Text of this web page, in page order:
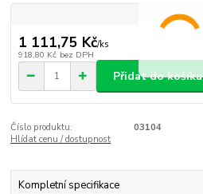
1 111,75 Kč/ks
918,80 Kč bez DPH
Přidat do košíku
Číslo produktu:
03104
Hlídat cenu / dostupnost
Kompletní specifikace